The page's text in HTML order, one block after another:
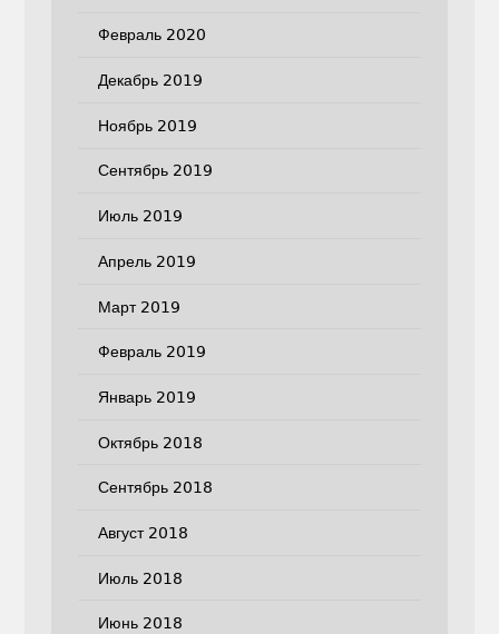
Февраль 2020
Декабрь 2019
Ноябрь 2019
Сентябрь 2019
Июль 2019
Апрель 2019
Март 2019
Февраль 2019
Январь 2019
Октябрь 2018
Сентябрь 2018
Август 2018
Июль 2018
Июнь 2018